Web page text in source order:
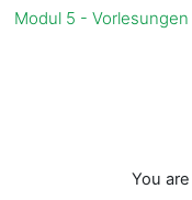
Modul 5 - Vorlesungen
You